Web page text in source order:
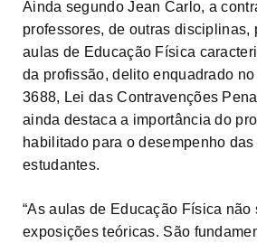
Ainda segundo Jean Carlo, a
professores, de outras disciplinas,
aulas de Educação Física
da profissão, delito enquadrado
3688, Lei das Contravenções
ainda destaca a importância do
habilitado para o desempenho
estudantes.
“As aulas de Educação Física não
exposições teóricas. São